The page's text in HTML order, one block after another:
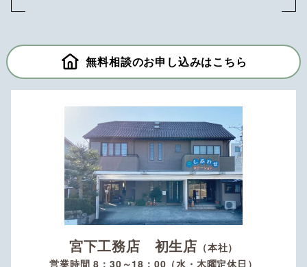
無料相談のお申し込みはこちら
宮下工務店 初生店 （本社）
営業時間 8：30～18：00（水・木曜定休日）